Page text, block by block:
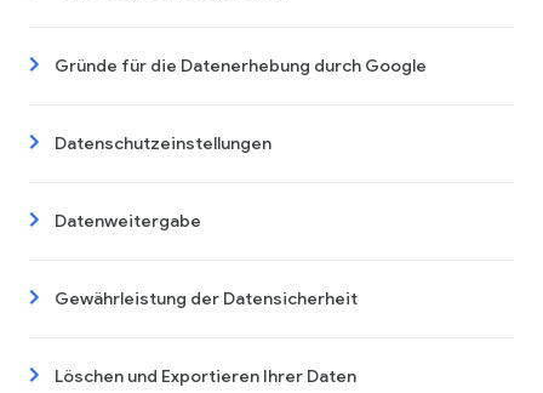
Gründe für die Datenerhebung durch Google
Datenschutzeinstellungen
Datenweitergabe
Gewährleistung der Datensicherheit
Löschen und Exportieren Ihrer Daten